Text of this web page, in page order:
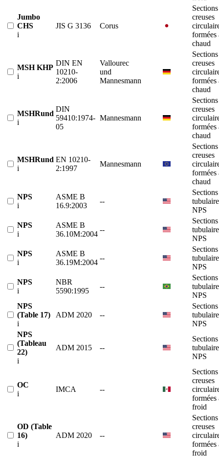
Jumbo
CHS
i
JIS G 3136 Corus
Sections
creuses
formées
chaud
MSH KHP
i
DIN EN
10210-
2:2006
Vallourec
und
Mannesmann
Sections
creuses
formées
chaud
MSHRund
i
DIN
59410:1974-
05
Mannesmann
Sections
creuses
formées
chaud
MSHRund
i
EN 10210-
2:1997
Mannesmann
Sections
creuses
formées
chaud
NPS
i
ASME B
16.9:2003
--
Sections
NPS
NPS
i
ASME B
36.10M:2004
--
Sections
NPS
NPS
i
ASME B
36.19M:2004
--
Sections
NPS
NPS
i
NBR
5590:1995
--
Sections
NPS
NPS
(Table 17)
i
ADM 2020 --
Sections
NPS
NPS
(Tableau
22)
i
ADM 2015 --
Sections
NPS
OC
i
IMCA --
Sections
creuses
formées
froid
OD (Table
16)
i
ADM 2020 --
Sections
creuses
formées
froid